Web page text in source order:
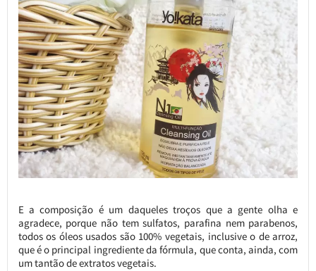
E a composição é um daqueles troços que a gente olha e
agradece, porque não tem sulfatos, parafina nem parabenos,
todos os óleos usados são 100% vegetais, inclusive o de arroz,
que é o principal ingrediente da fórmula, que conta, ainda, com
um tantão de extratos vegetais.